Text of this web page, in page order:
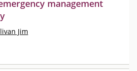
management
Jim